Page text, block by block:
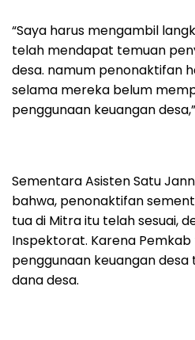
“Saya harus mengambil
telah mendapat temuan
desa. namum penonaktifan
selama mereka belum
penggunaan keuangan
Sementara Asisten Satu
bahwa, penonaktifan
tua di Mitra itu telah sesuai,
Inspektorat. Karena
penggunaan keuangan
dana desa.